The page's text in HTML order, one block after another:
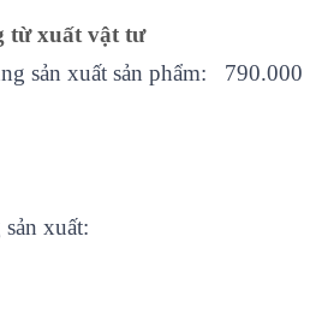
từ xuất vật tư
sản xuất sản phẩm: 790.000
phụ:
sản xuất: